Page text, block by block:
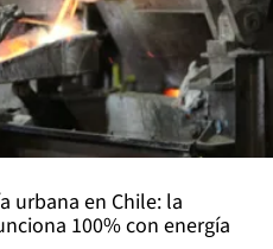
urbana en Chile: la
100% con energía